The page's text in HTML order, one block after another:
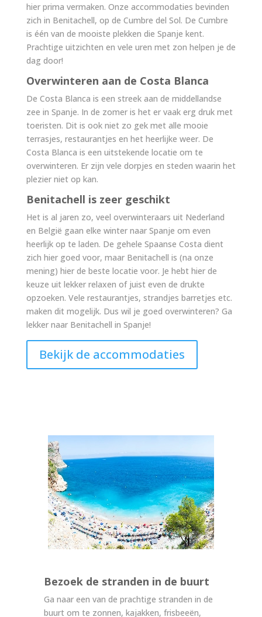
hier prima vermaken. Onze accommodaties bevinden
zich in Benitachell, op de Cumbre del Sol. De Cumbre
is één van de mooiste plekken die Spanje kent.
Prachtige uitzichten en vele uren met zon helpen je de
dag door!
Overwinteren aan de Costa Blanca
De Costa Blanca is een streek aan de middellandse
zee in Spanje. In de zomer is het er vaak erg druk met
toeristen. Dit is ook niet zo gek met alle mooie
terrasjes, restaurantjes en het heerlijke weer. De
Costa Blanca is een uitstekende locatie om te
overwinteren. Er zijn vele dorpjes en steden waarin het
plezier niet op kan.
Benitachell is zeer geschikt
Het is al jaren zo, veel overwinteraars uit Nederland
en België gaan elke winter naar Spanje om even
heerlijk op te laden. De gehele Spaanse Costa dient
zich hier goed voor, maar Benitachell is (na onze
mening) hier de beste locatie voor. Je hebt hier de
keuze uit lekker relaxen of juist even de drukte
opzoeken. Vele restaurantjes, strandjes barretjes etc.
maken dit mogelijk. Dus wil je goed overwinteren? Ga
lekker naar Benitachell in Spanje!
Bekijk de accommodaties
Bezoek de stranden in de buurt
Ga naar een van de prachtige stranden in de
buurt om te zonnen, kajakken, frisbeeën,